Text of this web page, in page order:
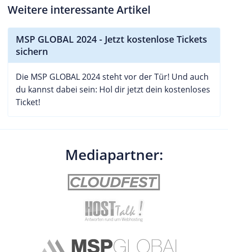
Weitere interessante Artikel
MSP GLOBAL 2024 - Jetzt kostenlose Tickets
sichern
Die MSP GLOBAL 2024 steht vor der Tür! Und auch
du kannst dabei sein: Hol dir jetzt dein kostenloses
Ticket!
Mediapartner: